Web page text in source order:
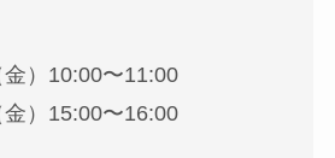
金）10:00〜11:00
金）15:00〜16:00